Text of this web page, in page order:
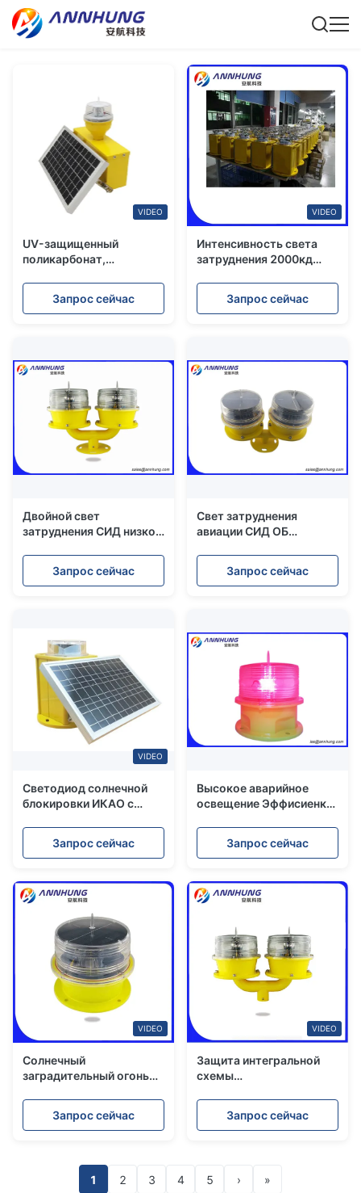
VIDEO
UV-защищенный
поликарбонат,
стандарту IP65,
низкоинтенсивный
продолжительностью
жизни 100 000 часов
Запрос сейчас
VIDEO
Интенсивность света
затруднения 2000кд
проблескивая солнечная
20ФПМ средняя для
Запрос сейчас
Двойной свет
затруднения СИД низкой
солнечный для
ветротурбин/высокого
Запрос сейчас
Свет затруднения
авиации СИД ОБ
в действие с
материалом ПК
Запрос сейчас
VIDEO
Светодиод солнечной
блокировки ИКАО с
≥2000cd,
соответствующий
Приложения 14 ИКАО и
требованиям FAA L864, и
литий-ионная батарея
Запрос сейчас
Высокое аварийное
освещение Эффисиенкт
Запрос сейчас
VIDEO
Солнечный
заградительный огонь
фотоэлементом для
работы в дневном и
Запрос сейчас
VIDEO
Защита интегральной
схемы
светосигнальный прибор
L810 Двойной
производительности
Запрос сейчас
1 2 3 4 5 › »